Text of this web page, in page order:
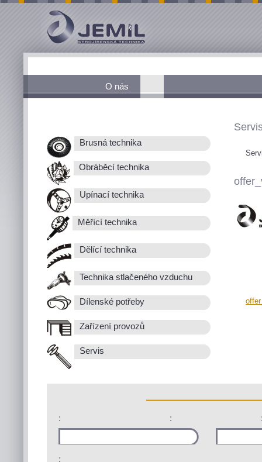
O nás
Brusná technika
Obráběcí technika
Upínací technika
Měřící technika
Dělící technika
Technika stlačeného vzduchu
Dílenské potřeby
Zařízení provozů
Servis
: :
: